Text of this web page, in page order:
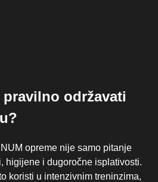
održavati
opreme nije samo pitanje
higijene i dugoročne isplativosti.
koristi u intenzivnim treninzima,